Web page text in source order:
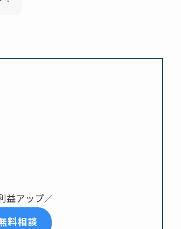
益アップ／
料相談